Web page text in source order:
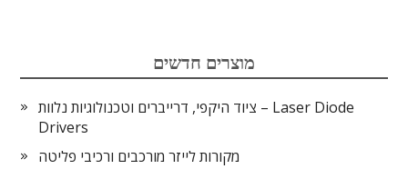
מוצרים חדשים
ציוד היקפי, דרייברים וטכנולוגיות נלוות – Laser Diode
Drivers
מקורות לייזר מורכבים ורכיבי פליטה